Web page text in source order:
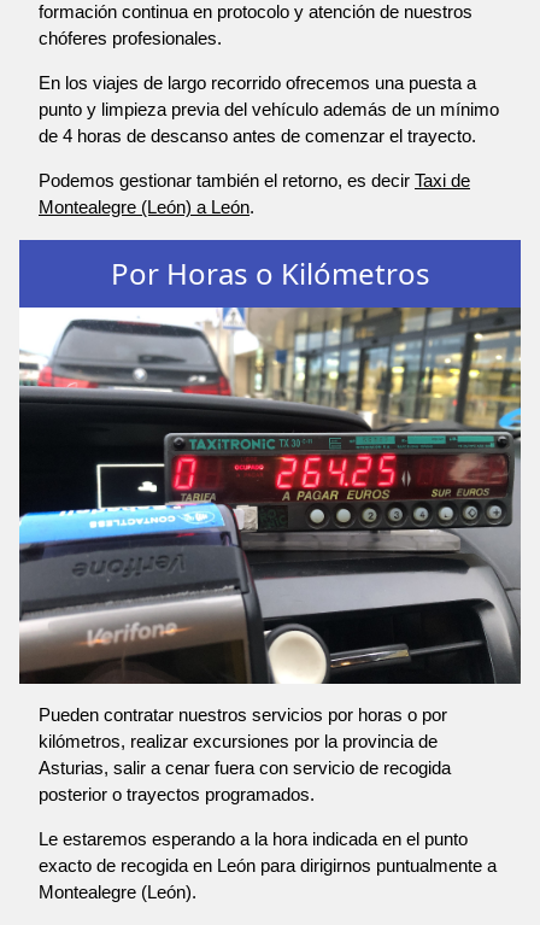
formación continua en protocolo y atención de nuestros
chóferes profesionales.
En los viajes de largo recorrido ofrecemos una puesta a
punto y limpieza previa del vehículo además de un mínimo
de 4 horas de descanso antes de comenzar el trayecto.
Podemos gestionar también el retorno, es decir Taxi de
Montealegre (León) a León.
Por Horas o Kilómetros
Pueden contratar nuestros servicios por horas o por
kilómetros, realizar excursiones por la provincia de
Asturias, salir a cenar fuera con servicio de recogida
posterior o trayectos programados.
Le estaremos esperando a la hora indicada en el punto
exacto de recogida en León para dirigirnos puntualmente a
Montealegre (León).